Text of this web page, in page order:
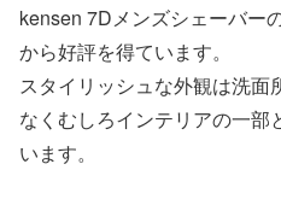
kensen 7Dメンズシェーバー
から好評を得ています。
スタイリッシュな外観は洗
なくむしろインテリアの一部
います。